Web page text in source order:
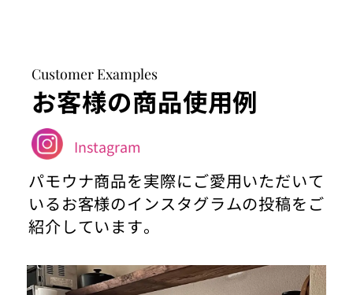
Customer Examples
お客様の商品使用例
Instagram
パモウナ商品を実際にご愛用いただいて
いるお客様のインスタグラムの投稿をご
紹介しています。